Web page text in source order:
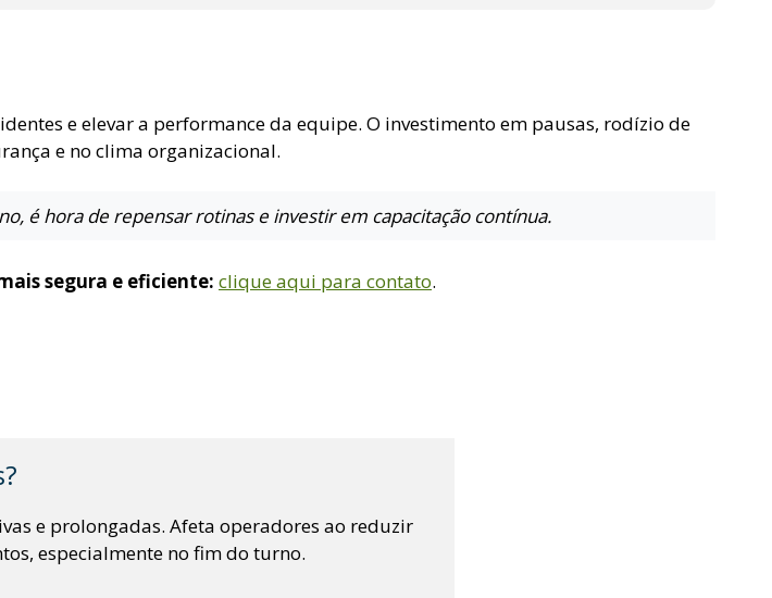
e elevar a performance da equipe. O investimento em pausas, rodízio de
e no clima organizacional.
é hora de repensar rotinas e investir em capacitação contínua.
segura e eficiente: clique aqui para contato.
e prolongadas. Afeta operadores ao reduzir
especialmente no fim do turno.